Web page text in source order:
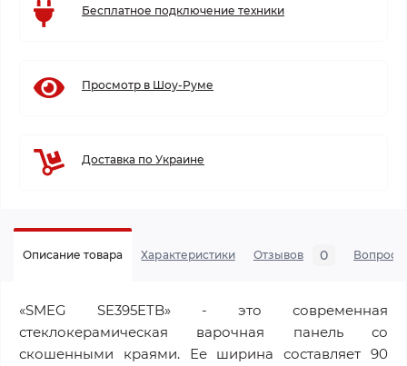
Бесплатное подключение техники
Просмотр в Шоу-Руме
Доставка по Украине
Описание товара Характеристики Отзывов 0 Вопросы
«SMEG SE395ETB» - это современная
стеклокерамическая варочная панель со
скошенными краями. Ее ширина составляет 90